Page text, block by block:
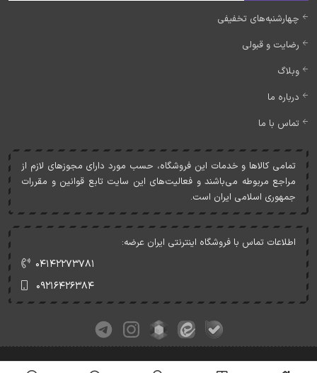
چهارشنبه‌های تخفیفی
رضایت و قبولی
وبلاگ
درباره ما
تماس با ما
تمامی کالاها و خدمات اين فروشگاه، حسب مورد دارای مجوزهای لازم از
مراجع مربوطه می‌باشند و فعاليت‌های اين سايت تابع قوانين و مقررات
جمهوری اسلامی ايران است.
اطلاعات تماس با فروشگاه اینترنتی ایران عرضه:
۰۴۱۴۲۲۷۳۷۸۱
۰۹۲۱۶۴۲۶۳۸۴
کلیه حقوق این وبسایت متعلق به ایران عرضه می‌باشد.